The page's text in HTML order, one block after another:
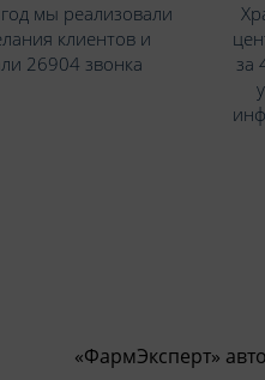
мы реализовали
клиентов и
26904 звонка
за
«ФармЭксперт»